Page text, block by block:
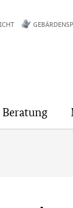
Beratung